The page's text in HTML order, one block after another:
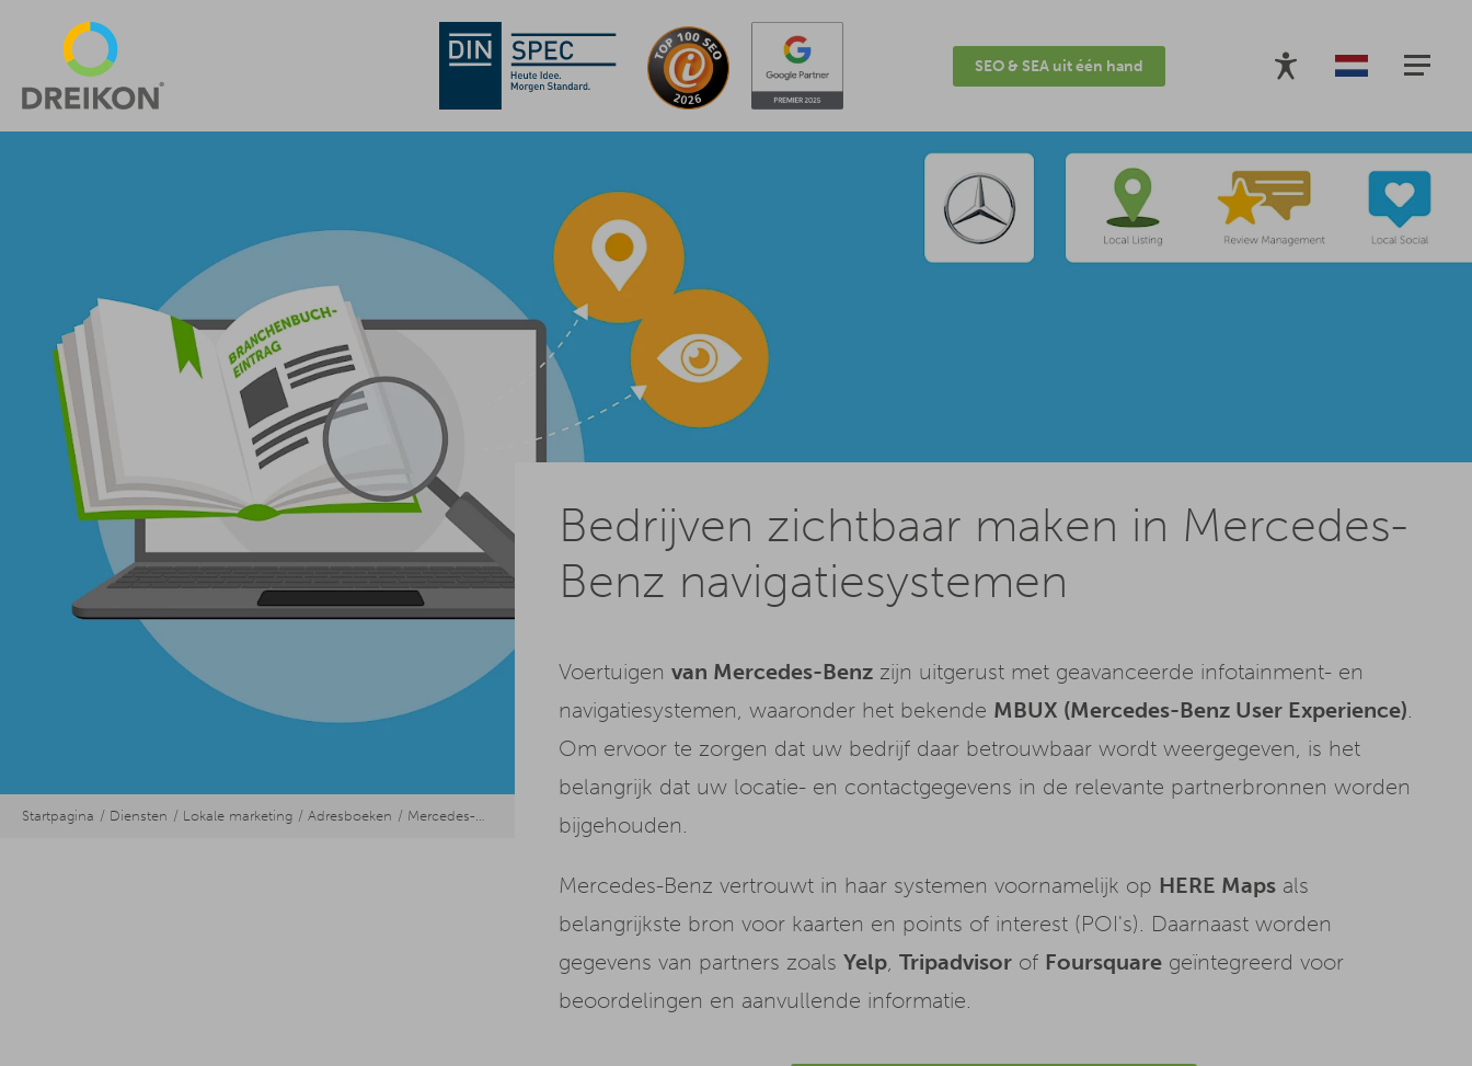
SEO & SEA uit één hand
Startpagina Diensten Lokale marketing Adresboeken
Bedrijven zichtbaar maken in Mercedes-
Benz navigatiesystemen
Voertuigenvan Mercedes-Benz zijn uitgerust met geavanceerde infotainment- en
navigatiesystemen, waaronder het bekende MBUX (Mercedes-Benz User Experience)
Om ervoor te zorgen dat uw bedrijf daar betrouwbaar wordt weergegeven, is het
belangrijk dat uw locatie- en contactgegevens in de relevante partnerbronnen worden
bijgehouden.
Mercedes-Benz vertrouwt in haar systemen voornamelijk op HERE Maps als
belangrijkste bron voor kaarten en points of interest (POI's). Daarnaast worden
gegevens van partners zoalsYelp ,Tripadvisor of Foursquare geïntegreerd voor
beoordelingen en aanvullende informatie.